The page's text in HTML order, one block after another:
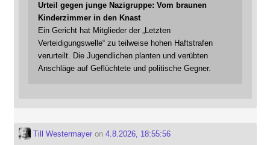
Urteil gegen junge Nazigruppe: Vom braunen
Kinderzimmer in den Knast
Ein Gericht hat Mitglieder der „Letzten
Verteidigungswelle“ zu teilweise hohen Haftstrafen
verurteilt. Die Jugendlichen planten und verübten
Anschläge auf Geflüchtete und politische Gegner.
Till Westermayeron 4.8.2026, 18:55:56